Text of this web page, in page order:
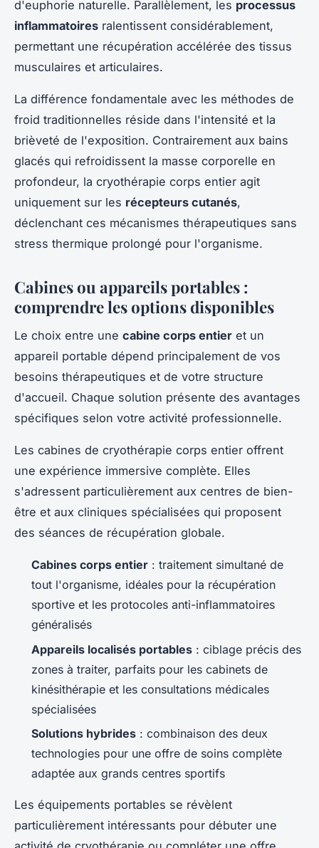
d'euphorie naturelle. Parallèlement, les processus
inflammatoires ralentissent considérablement,
permettant une récupération accélérée des tissus
musculaires et articulaires.
La différence fondamentale avec les méthodes de
froid traditionnelles réside dans l'intensité et la
brièveté de l'exposition. Contrairement aux bains
glacés qui refroidissent la masse corporelle en
profondeur, la cryothérapie corps entier agit
uniquement sur les récepteurs cutanés,
déclenchant ces mécanismes thérapeutiques sans
stress thermique prolongé pour l'organisme.
Cabines ou appareils portables :
comprendre les options disponibles
Le choix entre une cabine corps entier et un
appareil portable dépend principalement de vos
besoins thérapeutiques et de votre structure
d'accueil. Chaque solution présente des avantages
spécifiques selon votre activité professionnelle.
Les cabines de cryothérapie corps entier offrent
une expérience immersive complète. Elles
s'adressent particulièrement aux centres de bien-
être et aux cliniques spécialisées qui proposent
des séances de récupération globale.
Cabines corps entier : traitement simultané de
tout l'organisme, idéales pour la récupération
sportive et les protocoles anti-inflammatoires
généralisés
Appareils localisés portables : ciblage précis des
zones à traiter, parfaits pour les cabinets de
kinésithérapie et les consultations médicales
spécialisées
Solutions hybrides : combinaison des deux
technologies pour une offre de soins complète
adaptée aux grands centres sportifs
Les équipements portables se révèlent
particulièrement intéressants pour débuter une